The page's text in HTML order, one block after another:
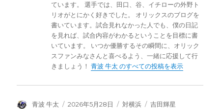
ています。 選手では、田口、谷、イチローの外野ト
リオがとにかく好きでした。 オリックスのブログを
書いています。試合見れなかった人でも、僕の日記
を見れば、試合内容がわかるということを目標に書
いています。 いつか優勝するその瞬間に、オリック
スファンみなさんと喜べるよう、一緒に応援して行
きましょう！青波 牛太 のすべての投稿を表示
投
青波 牛太
投
2026年5月28日
カ
対横浜
タ
吉田輝星